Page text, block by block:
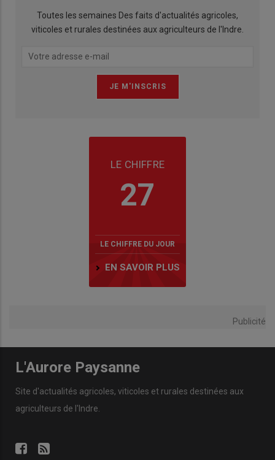
Toutes les semaines Des faits d'actualités agricoles,
viticoles et rurales destinées aux agriculteurs de l'Indre.
LE CHIFFRE
27
LE CHIFFRE DU JOUR
EN SAVOIR PLUS
Publicité
L'Aurore Paysanne
Site d'actualités agricoles, viticoles et rurales destinées aux
agriculteurs de l'Indre.